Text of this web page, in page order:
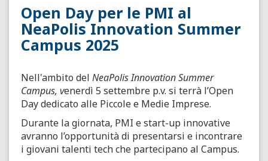
Open Day per le PMI al
NeaPolis Innovation Summer
Campus 2025
Nell'ambito del NeaPolis Innovation Summer
Campus, venerdì 5 settembre p.v. si terrà l’Open
Day dedicato alle Piccole e Medie Imprese.
Durante la giornata, PMI e start-up innovative
avranno l’opportunità di presentarsi e incontrare
i giovani talenti tech che partecipano al Campus.